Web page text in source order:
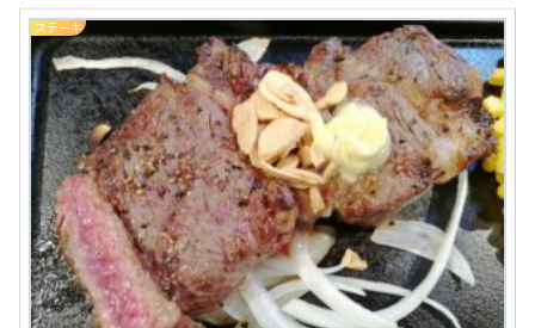
ステーキ